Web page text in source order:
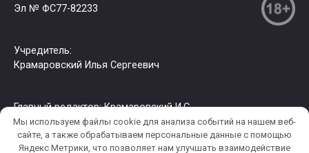
Эл № ФС77-82233
Учредитель:
Крамаровский Илья Сергеевич
Главный редактор: Крамаровский И.С.
© 2026 РИА СЗФО. Копирование информации только с
Мы используем файлы cookie для анализа событий на нашем веб-
сайте, а также обрабатываем персональные данные с помощью
Яндекс Метрики, что позволяет нам улучшать взаимодействие